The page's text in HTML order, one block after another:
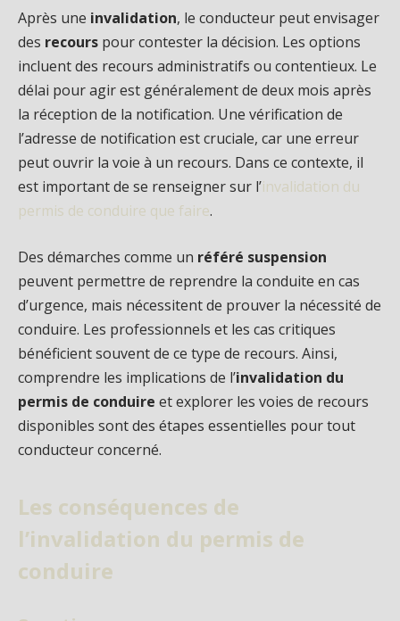
Après une invalidation, le conducteur peut envisager
des recours pour contester la décision. Les options
incluent des recours administratifs ou contentieux. Le
délai pour agir est généralement de deux mois après
la réception de la notification. Une vérification de
l’adresse de notification est cruciale, car une erreur
peut ouvrir la voie à un recours. Dans ce contexte, il
est important de se renseigner sur l’invalidation du
permis de conduire que faire.
Des démarches comme un référé suspension
peuvent permettre de reprendre la conduite en cas
d’urgence, mais nécessitent de prouver la nécessité de
conduire. Les professionnels et les cas critiques
bénéficient souvent de ce type de recours. Ainsi,
comprendre les implications de l’invalidation du
permis de conduire et explorer les voies de recours
disponibles sont des étapes essentielles pour tout
conducteur concerné.
Les conséquences de
l’invalidation du permis de
conduire